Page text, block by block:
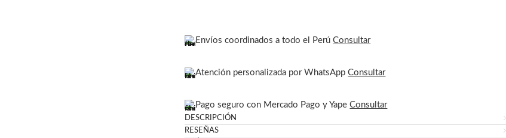
Envíos coordinados a todo el PerúConsultar
Atención personalizada por WhatsAppConsultar
Pago seguro con Mercado Pago y YapeConsultar
DESCRIPCIÓN
RESEÑAS